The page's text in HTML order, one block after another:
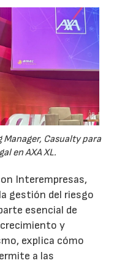
Casualty para
en AXA XL.
Interempresas,
gestión del riesgo
esencial de
y
explica cómo
a las